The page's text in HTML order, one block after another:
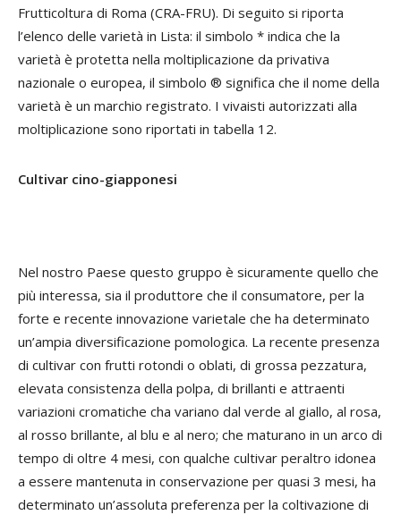
Frutticoltura di Roma (CRA-FRU). Di seguito si riporta
l’elenco delle varietà in Lista: il simbolo * indica che la
varietà è protetta nella moltiplicazione da privativa
nazionale o europea, il simbolo ® significa che il nome della
varietà è un marchio registrato. I vivaisti autorizzati alla
moltiplicazione sono riportati in tabella 12.
Cultivar cino-giapponesi
Nel nostro Paese questo gruppo è sicuramente quello che
più interessa, sia il produttore che il consumatore, per la
forte e recente innovazione varietale che ha determinato
un’ampia diversificazione pomologica. La recente presenza
di cultivar con frutti rotondi o oblati, di grossa pezzatura,
elevata consistenza della polpa, di brillanti e attraenti
variazioni cromatiche cha variano dal verde al giallo, al rosa,
al rosso brillante, al blu e al nero; che maturano in un arco di
tempo di oltre 4 mesi, con qualche cultivar peraltro idonea
a essere mantenuta in conservazione per quasi 3 mesi, ha
determinato un’assoluta preferenza per la coltivazione di